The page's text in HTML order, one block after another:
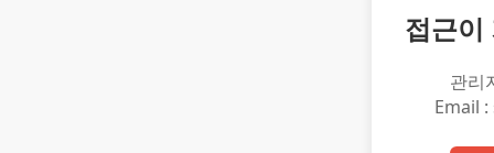
접근이
관리
Email